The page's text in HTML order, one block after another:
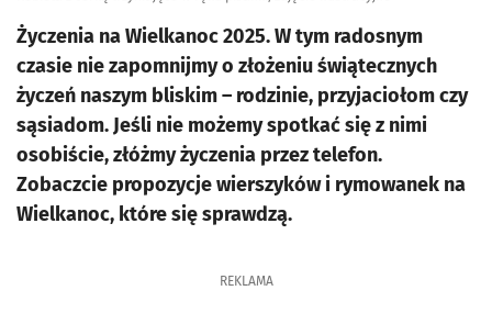
Życzenia na Wielkanoc 2025. W tym radosnym
czasie nie zapomnijmy o złożeniu świątecznych
życzeń naszym bliskim – rodzinie, przyjaciołom czy
sąsiadom. Jeśli nie możemy spotkać się z nimi
osobiście, złóżmy życzenia przez telefon.
Zobaczcie propozycje wierszyków i rymowanek na
Wielkanoc, które się sprawdzą.
REKLAMA